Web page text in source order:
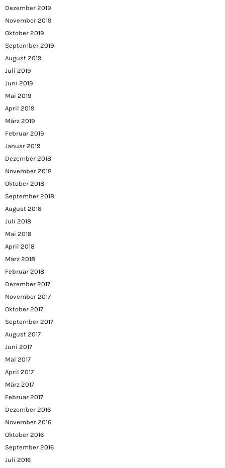
Dezember 2019
November 2019
Oktober 2019
September 2019
August 2019
Juli 2019
Juni 2019
Mai 2019
April 2019
März 2019
Februar 2019
Januar 2019
Dezember 2018
November 2018
Oktober 2018
September 2018
August 2018
Juli 2018
Mai 2018
April 2018
März 2018
Februar 2018
Dezember 2017
November 2017
Oktober 2017
September 2017
August 2017
Juni 2017
Mai 2017
April 2017
März 2017
Februar 2017
Dezember 2016
November 2016
Oktober 2016
September 2016
Juli 2016